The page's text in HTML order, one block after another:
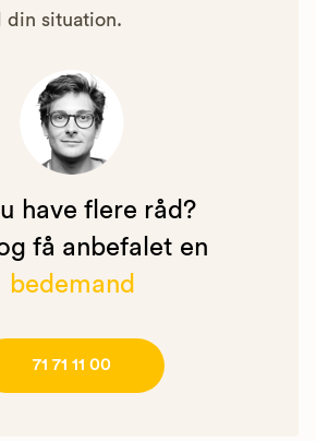
din situation.
have flere råd?
få anbefalet en
bedemand
71 71 11 00